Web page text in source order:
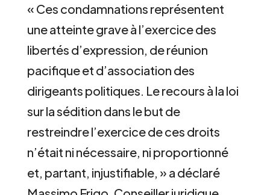
« Ces condamnations représentent
une atteinte grave à l’exercice des
libertés d’expression, de réunion
pacifique et d’association des
dirigeants politiques. Le recours à la loi
sur la sédition dans le but de
restreindre l’exercice de ces droits
n’était ni nécessaire, ni proportionné
et, partant, injustifiable, » a déclaré